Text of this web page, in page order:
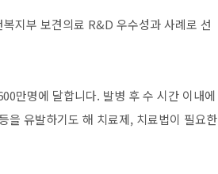
지부 보견의료 R&D 우수성과 사례로 선
만명에 달합니다. 발병 후 수 시간 이내에
을 유발하기도 해 치료제, 치료법이 필요한